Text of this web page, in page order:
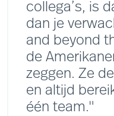
collega’s, is
dan je
and beyond
de
zeggen. Ze
en altijd
één team."